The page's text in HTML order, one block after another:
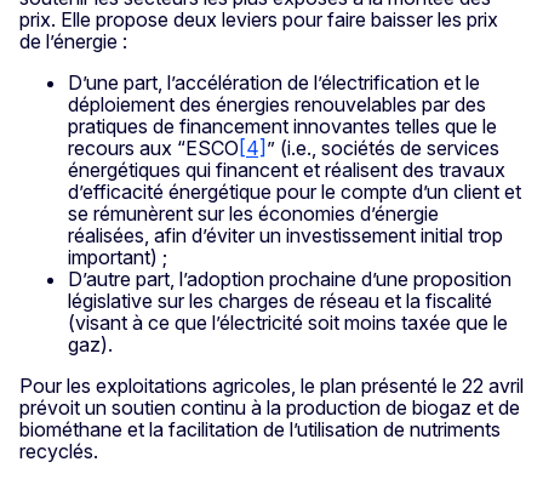
prix. Elle propose deux leviers pour faire baisser les prix
de l’énergie :
D’une part, l’accélération de l’électrification et le
déploiement des énergies renouvelables par des
pratiques de financement innovantes telles que le
recours aux “ESCO [4] ” (i.e., sociétés de services
énergétiques qui financent et réalisent des travaux
d’efficacité énergétique pour le compte d’un client et
se rémunèrent sur les économies d’énergie
réalisées, afin d’éviter un investissement initial trop
important) ;
D’autre part, l’adoption prochaine d’une proposition
législative sur les charges de réseau et la fiscalité
(visant à ce que l’électricité soit moins taxée que le
gaz).
Pour les exploitations agricoles, le plan présenté le 22 avril
prévoit un soutien continu à la production de biogaz et de
biométhane et la facilitation de l’utilisation de nutriments
recyclés.